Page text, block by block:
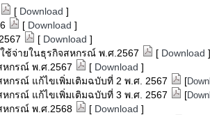
[ Download ]
[ Download ]
[ Download ]
ช้จ่ายในธุรกิจสหกรณ์ พ.ศ.2567
[ Download ]
หกรณ์ พ.ศ.2567
[ Download ]
กรณ์ แก้ไขเพิ่มเติมฉบับที่ 2 พ.ศ. 2567
[
กรณ์ แก้ไขเพิ่มเติมฉบับที่ 3 พ.ศ. 2567
[
หกรณ์ พ.ศ.2568
[ Download ]